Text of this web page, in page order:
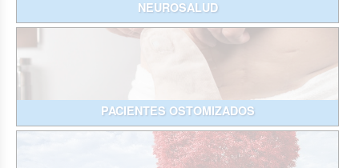
NEUROSALUD
PACIENTES OSTOMIZADOS